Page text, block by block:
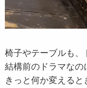
椅子やテーブルも
結構前のドラマなの
きっと何か変える